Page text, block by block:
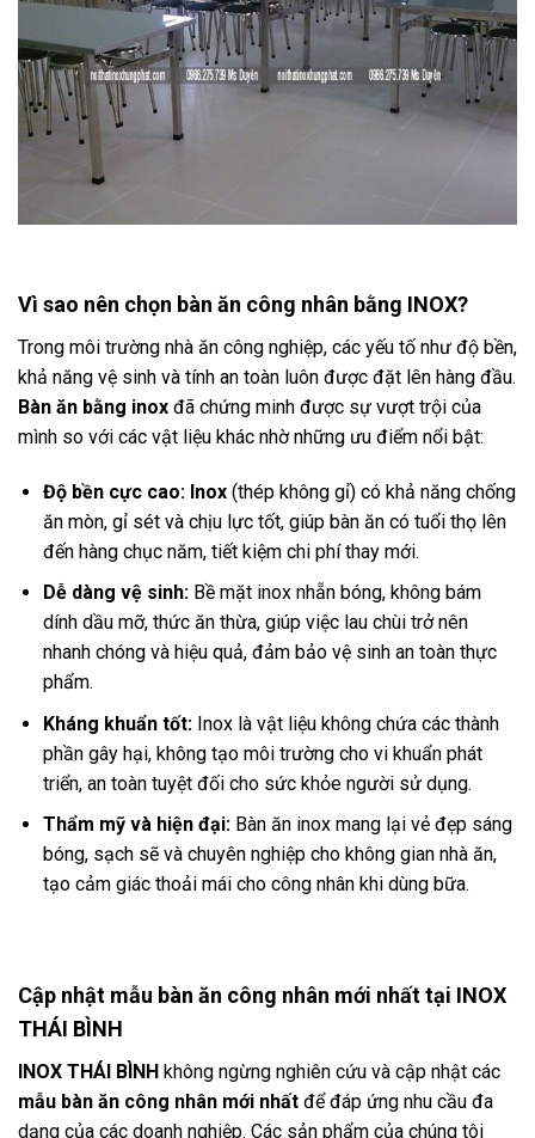
Vì sao nên chọn bàn ăn công nhân bằng INOX?
Trong môi trường nhà ăn công nghiệp, các yếu tố như độ bền,
khả năng vệ sinh và tính an toàn luôn được đặt lên hàng đầu.
Bàn ăn bằng inox đã chứng minh được sự vượt trội của
mình so với các vật liệu khác nhờ những ưu điểm nổi bật:
Độ bền cực cao: Inox(thép không gỉ) có khả năng chống
ăn mòn, gỉ sét và chịu lực tốt, giúp bàn ăn có tuổi thọ lên
đến hàng chục năm, tiết kiệm chi phí thay mới.
Dễ dàng vệ sinh:Bề mặt inox nhẵn bóng, không bám
dính dầu mỡ, thức ăn thừa, giúp việc lau chùi trở nên
nhanh chóng và hiệu quả, đảm bảo vệ sinh an toàn thực
phẩm.
Kháng khuẩn tốt:Inox là vật liệu không chứa các thành
phần gây hại, không tạo môi trường cho vi khuẩn phát
triển, an toàn tuyệt đối cho sức khỏe người sử dụng.
Thẩm mỹ và hiện đại:Bàn ăn inox mang lại vẻ đẹp sáng
bóng, sạch sẽ và chuyên nghiệp cho không gian nhà ăn,
tạo cảm giác thoải mái cho công nhân khi dùng bữa.
Cập nhật mẫu bàn ăn công nhân mới nhất tại INOX
THÁI BÌNH
INOX THÁI BÌNH không ngừng nghiên cứu và cập nhật các
mẫu bàn ăn công nhân mới nhất để đáp ứng nhu cầu đa
dạng của các doanh nghiệp. Các sản phẩm của chúng tôi